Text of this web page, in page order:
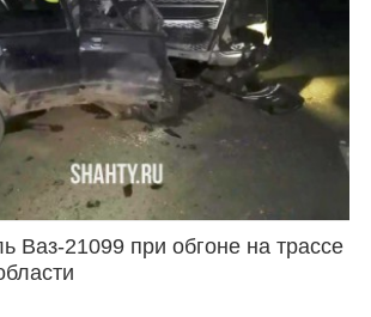
Каталог
Инфо
Ваз-21099 при обгоне на трассе